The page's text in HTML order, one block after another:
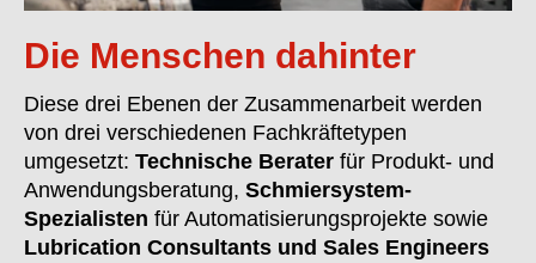
Die Menschen dahinter
Diese drei Ebenen der Zusammenarbeit werden
von drei verschiedenen Fachkräftetypen
umgesetzt: Technische Berater für Produkt- und
Anwendungsberatung, Schmiersystem-
Spezialisten für Automatisierungsprojekte sowie
Lubrication Consultants und Sales Engineers